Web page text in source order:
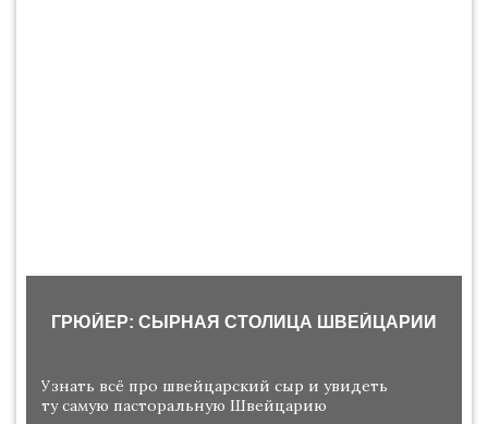
ГРЮЙЕР: СЫРНАЯ СТОЛИЦА ШВЕЙЦАРИИ
Узнать всё про швейцарский сыр и увидеть
ту самую пасторальную Швейцарию